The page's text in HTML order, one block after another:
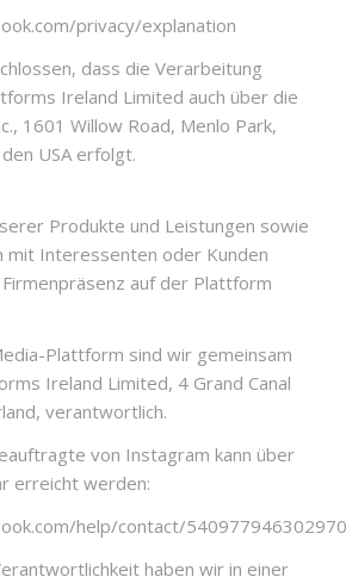
privacy/explanation
dass die Verarbeitung
Ireland Limited auch über die
1601 Willow Road, Menlo Park,
USA erfolgt.
Produkte und Leistungen sowie
mit Interessenten oder Kunden
auf der Plattform
Plattform sind wir gemeinsam
Ireland Limited, 4 Grand Canal
verantwortlich.
von Instagram kann über
erreicht werden:
help/contact/540977946302970
haben wir in einer